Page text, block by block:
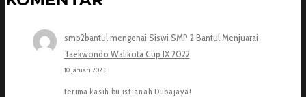
smp2bantulmengenai Siswi SMP 2 Bantul Menjuarai
Taekwondo Walikota Cup IX 2022
10 Januari 2023
terima kasih bu istianah Dubajaya!